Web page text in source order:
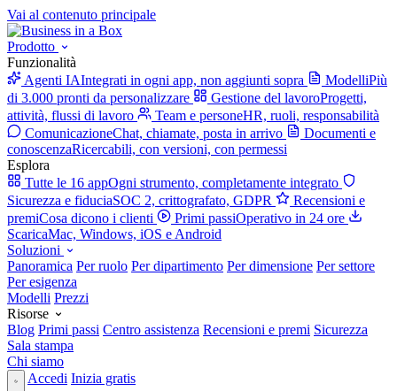
Vai al contenuto principale
Prodotto
Funzionalità
Agenti IAIntegrati in ogni app, non aggiunti sopra ModelliPiù
di 3.000 pronti da personalizzare
Gestione del lavoroProgetti,
attività, flussi di lavoro
Team e personeHR, ruoli, responsabilità
ComunicazioneChat, chiamate, posta in arrivo
Documenti e
conoscenzaRicercabili, con versioni, con permessi
Esplora
Tutte le 16 appOgni strumento, completamente integrato
Sicurezza e fiduciaSOC 2, crittografato, GDPR
Recensioni e
premiCosa dicono i clienti Primi passiOperativo in 24 ore
ScaricaMac, Windows, iOS e Android
Soluzioni
Panoramica Per ruolo Per dipartimento Per dimensione Per settore
Per esigenza
Modelli Prezzi
Risorse
Blog Primi passi Centro assistenza Recensioni e premi Sicurezza
Sala stampa
Chi siamo
Accedi Inizia gratis